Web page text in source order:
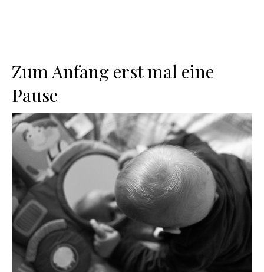
Zum Anfang erst mal eine
Pause